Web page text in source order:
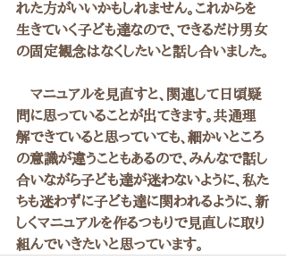
れた方がいいかもしれません。これからを
生きていく子ども達なので、できるだけ男女
の固定観念はなくしたいと話し合いました。
マニュアルを見直すと、関連して日頃疑
問に思っていることが出てきます。共通理
解できていると思っていても、細かいところ
の意識が違うこともあるので、みんなで話し
合いながら子ども達が迷わないように、私た
ちも迷わずに子ども達に関われるように、新
しくマニュアルを作るつもりで見直しに取り
組んでいきたいと思っています。